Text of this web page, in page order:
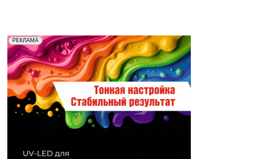
РЕКЛАМА
Реклама. Рекламодатель ООО "Передовые Системы
Печати" erid: 2SDnjd2d4Qz